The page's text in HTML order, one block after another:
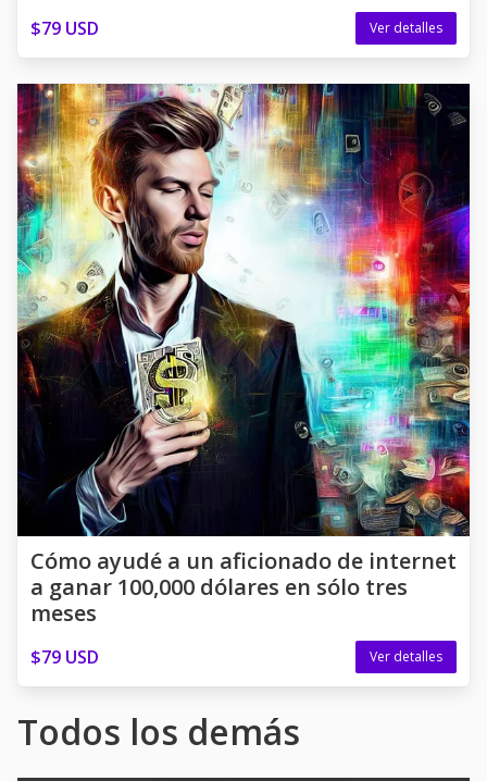
$79 USD Ver detalles
Cómo ayudé a un aficionado de internet
a ganar 100,000 dólares en sólo tres
meses
$79 USD Ver detalles
Todos los demás